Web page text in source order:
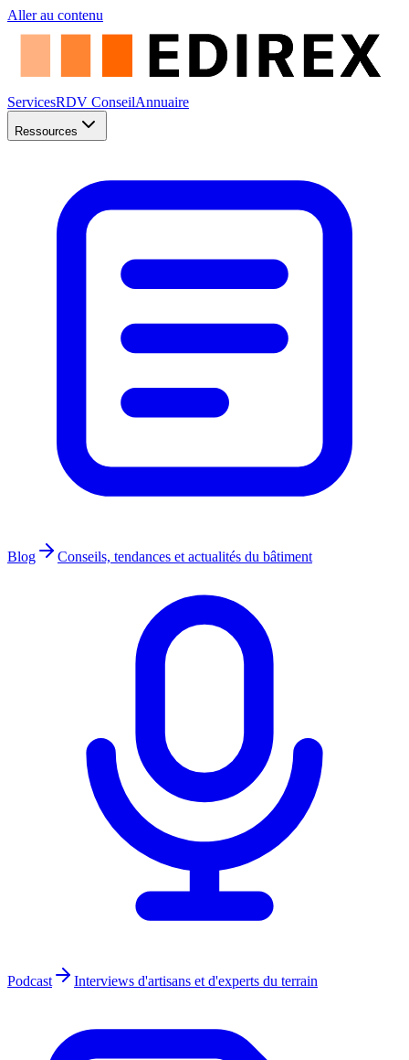
Aller au contenu
ServicesRDV ConseilAnnuaire
Ressources
Blog Conseils, tendances et actualités du bâtiment
Podcast Interviews d'artisans et d'experts du terrain